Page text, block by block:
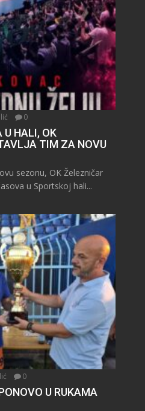
0
U HALI, OK
TIM ZA NOVU
sezonu, OK Železničar
u Sportskoj hali...
0
U RUKAMA